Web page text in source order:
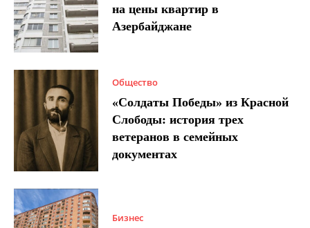
на цены квартир в
Азербайджане
Общество
«Солдаты Победы» из Красной
Слободы: история трех
ветеранов в семейных
документах
Бизнес